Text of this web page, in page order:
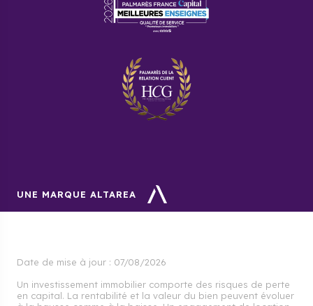
UNE MARQUE ALTAREA
Date de mise à jour : 07/08/2026
Un investissement immobilier comporte des risques de perte
en capital. La rentabilité et la valeur du bien peuvent évoluer